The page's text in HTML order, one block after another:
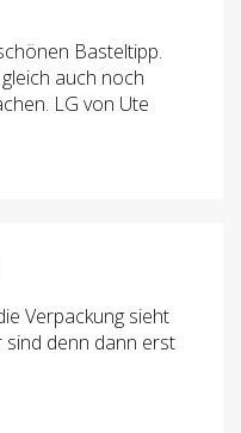
Basteltipp.
auch noch
LG von Ute
Verpackung sieht
sind denn dann erst